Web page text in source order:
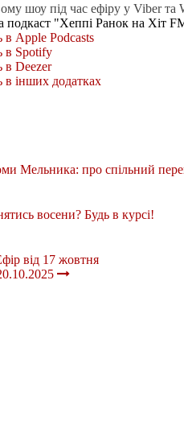
шоу під час ефіру у Viber
подкаст "Хеппі Ранок на Хіт
в Apple Podcasts
в Spotify
в Deezer
в інших додатках
Мельника: про спільний
восени? Будь в курсі!
від 17 жовтня